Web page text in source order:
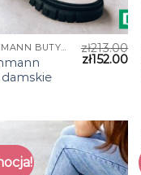
DEICHMANN BUTY DAMSKIE zł213.00
zł152.00